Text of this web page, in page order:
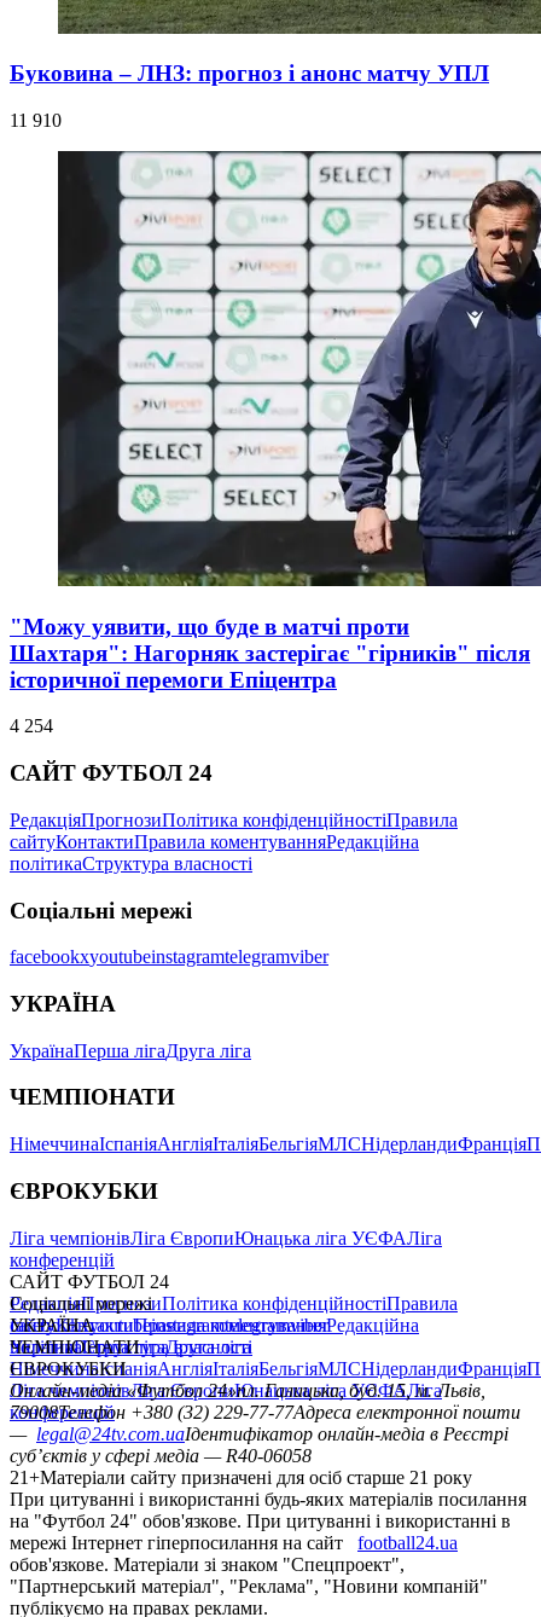
Буковина – ЛНЗ: прогноз і анонс матчу УПЛ
11 910
"Можу уявити, що буде в матчі проти
Шахтаря": Нагорняк застерігає "гірників" після
історичної перемоги Епіцентра
4 254
САЙТ ФУТБОЛ 24
РедакціяПрогнозиПолітика конфіденційностіПравила
сайтуКонтактиПравила коментуванняРедакційна
політикаСтруктура власності
Соціальні мережі
facebookxyoutubeinstagramtelegramviber
УКРАЇНА
УкраїнаПерша лігаДруга ліга
ЧЕМПІОНАТИ
НімеччинаІспаніяАнгліяІталіяБельгіяМЛСНідерландиФранція
ЄВРОКУБКИ
Ліга чемпіонівЛіга ЄвропиЮнацька ліга УЄФАЛіга
конференцій
САЙТ ФУТБОЛ 24
РедакціяПрогнозиПолітика конфіденційностіПравила
сайтуКонтактиПравила коментуванняРедакційна
політикаСтруктура власності
Соціальні мережі
facebookxyoutubeinstagramtelegramviber
УКРАЇНА
УкраїнаПерша лігаДруга ліга
ЧЕМПІОНАТИ
НімеччинаІспаніяАнгліяІталіяБельгіяМЛСНідерландиФранція
ЄВРОКУБКИ
Ліга чемпіонівЛіга ЄвропиЮнацька ліга УЄФАЛіга
конференцій
Онлайн-медіа «Футбол 24»пл. Галицька, буд. 15, м. Львів,
79008Телефон +380 (32) 229-77-77Адреса електронної пошти
— legal@24tv.com.uaІдентифікатор онлайн-медіа в Реєстрі
суб’єктів у сфері медіа — R40-06058
21+Матеріали сайту призначені для осіб старше 21 року
При цитуванні і використанні будь-яких матеріалів посилання
на "Футбол 24" обов'язкове. При цитуванні і використанні в
мережі Інтернет гіперпосилання на сайт
football24.ua
обов'язкове. Матеріали зі знаком "Спецпроект",
"Партнерський матеріал", "Реклама", "Новини компаній"
публікуємо на правах реклами.